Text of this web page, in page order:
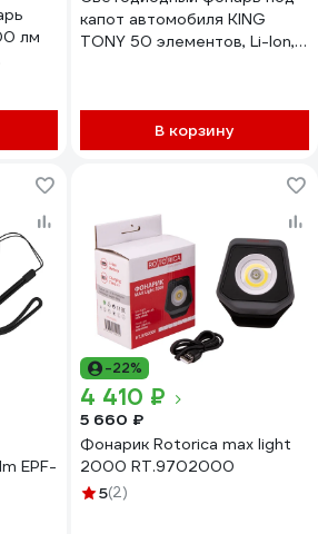
лм
капот автомобиля KING
TONY 50 элементов, Li-Ion,
В корзину
EPF-
-22%
4 410 ₽
5 660 ₽
Фонарик Rotorica max light
2000 RT.9702000
5(2)